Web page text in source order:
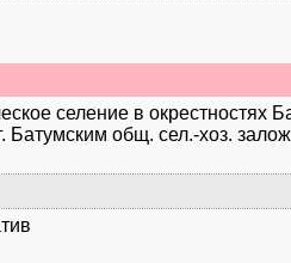
селение в окрестностях
Батумским общ. сел.-хоз.